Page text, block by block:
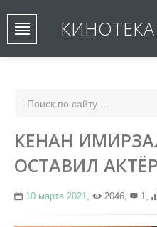
КИНОТЕКА
КЕНАН
ОСТАВИЛ
10 марта 2021, 2046, 1,